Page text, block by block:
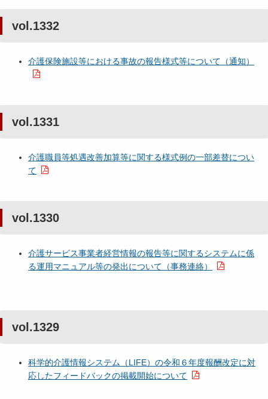
vol.1332
介護保険施設等における事故の報告様式等について（通知）
vol.1331
介護職員等処遇改善加算等に関する様式例の一部差替につい
て
vol.1330
介護サービス事業者経営情報の報告等に関するシステムに係
る運用マニュアル等の発出について（事務連絡）
vol.1329
科学的介護情報システム（LIFE）の令和６年度報酬改定に対
応したフィードバックの掲載開始について